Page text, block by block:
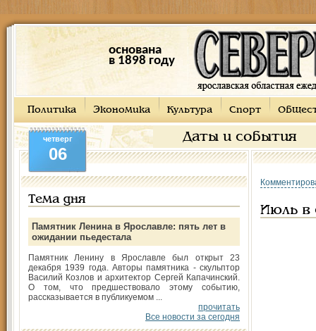
основана
в 1898 году
Политика Экономика Культура Спорт
Даты и события
четверг
06
Тема дня
Памятник Ленина в Ярославле: пять лет в
ожидании пьедестала
Памятник Ленину в Ярославле был открыт 23
декабря 1939 года. Авторы памятника - скульптор
Василий Козлов и архитектор Сергей Капачинский.
О том, что предшествовало этому событию,
рассказывается в публикуемом ...
прочитать
Все новости за сегодня
Июль в